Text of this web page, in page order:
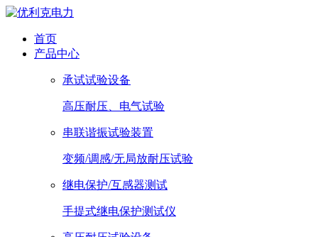
首页
产品中心
承试试验设备
高压耐压、电气试验
串联谐振试验装置
变频/调感/无局放耐压试验
继电保护/互感器测试
手提式继电保护测试仪